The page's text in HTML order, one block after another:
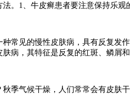
。1、牛皮癣患者要注意保持乐
常见的慢性皮肤病，具有反复发
病，其特征是反复的红斑、鳞屑
季气候干燥，人们常常会有皮肤